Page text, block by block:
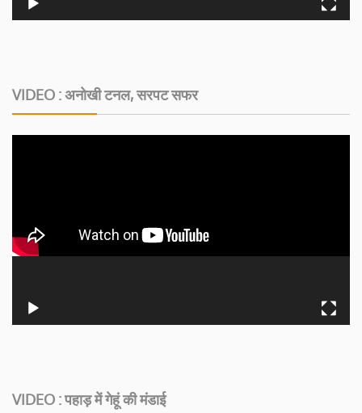
VIDEO : अनोखी टनल, सरपट सफर
VIDEO : पहाड़ में गेहूं की मंडाई